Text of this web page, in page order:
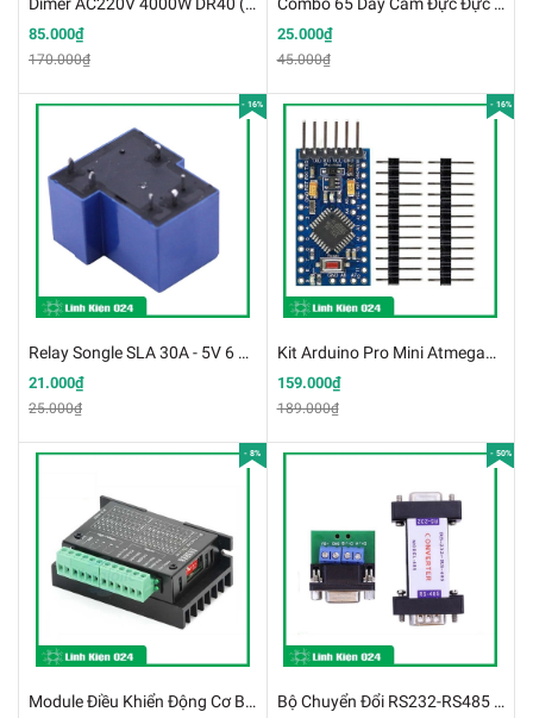
85.000₫
170.000₫
25.000₫
45.000₫
- 16%
Relay Songle SLA 30A - 5V 6 Chân
21.000₫
25.000₫
- 16%
Kit Arduino Pro Mini Atmega328 5V/16M (BH 01 Tháng)
159.000₫
189.000₫
- 8%
Module Điều Khiển Động Cơ Bước TB6600 4A 9V-42VDC
- 50%
Bộ Chuyển Đổi RS232-RS485 ( HB-485A)